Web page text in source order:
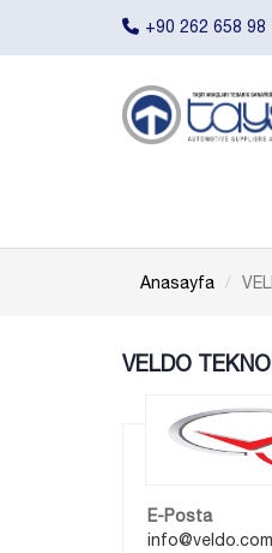
+90 262 658 98
Anasayfa
VELDO
E-Posta